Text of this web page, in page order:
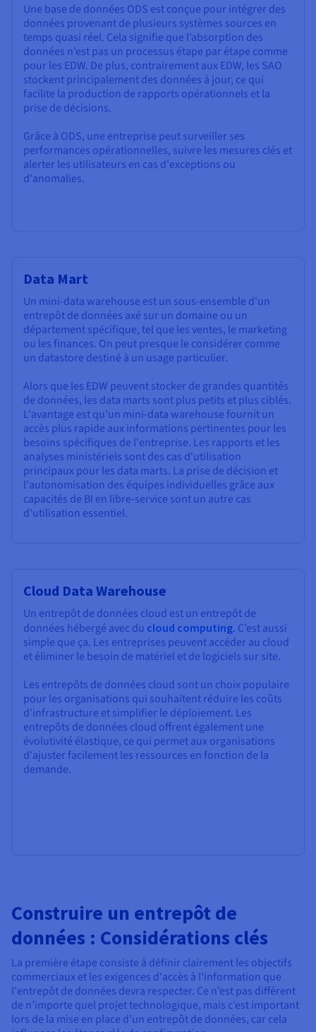
Une base de données ODS est conçue pour intégrer des
données provenant de plusieurs systèmes sources en
temps quasi réel. Cela signifie que l’absorption des
données n’est pas un processus étape par étape comme
pour les EDW. De plus, contrairement aux EDW, les SAO
stockent principalement des données à jour, ce qui
facilite la production de rapports opérationnels et la
prise de décisions.
Grâce à ODS, une entreprise peut surveiller ses
performances opérationnelles, suivre les mesures clés et
alerter les utilisateurs en cas d'exceptions ou
d'anomalies.
Data Mart
Un mini-data warehouse est un sous-ensemble d'un
entrepôt de données axé sur un domaine ou un
département spécifique, tel que les ventes, le marketing
ou les finances. On peut presque le considérer comme
un datastore destiné à un usage particulier.
Alors que les EDW peuvent stocker de grandes quantités
de données, les data marts sont plus petits et plus ciblés.
L'avantage est qu'un mini-data warehouse fournit un
accès plus rapide aux informations pertinentes pour les
besoins spécifiques de l'entreprise. Les rapports et les
analyses ministériels sont des cas d'utilisation
principaux pour les data marts. La prise de décision et
l'autonomisation des équipes individuelles grâce aux
capacités de BI en libre-service sont un autre cas
d'utilisation essentiel.
Cloud Data Warehouse
Un entrepôt de données cloud est un entrepôt de
données hébergé avec du cloud computing. C’est aussi
simple que ça. Les entreprises peuvent accéder au cloud
et éliminer le besoin de matériel et de logiciels sur site.
Les entrepôts de données cloud sont un choix populaire
pour les organisations qui souhaitent réduire les coûts
d'infrastructure et simplifier le déploiement. Les
entrepôts de données cloud offrent également une
évolutivité élastique, ce qui permet aux organisations
d'ajuster facilement les ressources en fonction de la
demande.
Construire un entrepôt de
données : Considérations clés
La première étape consiste à définir clairement les objectifs
commerciaux et les exigences d'accès à l'information que
l'entrepôt de données devra respecter. Ce n’est pas différent
de n’importe quel projet technologique, mais c’est important
lors de la mise en place d’un entrepôt de données, car cela